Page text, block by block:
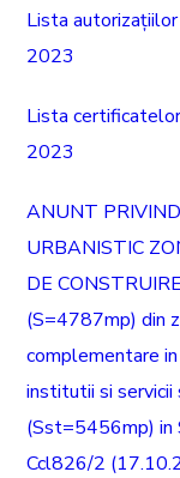
Lista
2023
Lista
2023
ANUNT
URBANISTIC
DE
(S=4787mp) din
complementare
institutii si servicii
(Sst=5456mp) in
Ccl826/2